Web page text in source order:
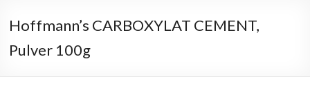
Hoffmann’s CARBOXYLAT CEMENT,
Pulver 100g